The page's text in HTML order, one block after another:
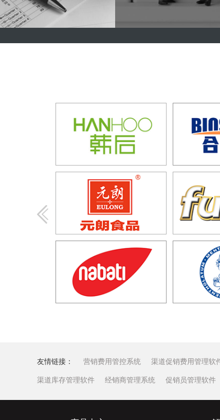
OA、BPM、EIP等系统，乃至
配合微信、钉钉等移动工具去
提高工作效率。支持：安卓、
友情链接： 营销费用管控系统 渠道促销费用管理软
渠道库存管理软件 经销商管理系统 促销员管理软件